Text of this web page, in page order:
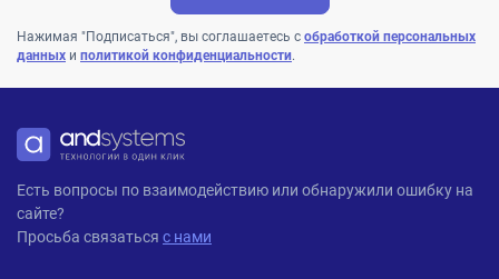
Нажимая "Подписаться", вы соглашаетесь с обработкой персональных
данных и политикой конфиденциальности.
ANDPRO
Есть вопросы по взаимодействию или обнаружили ошибку на
сайте?
Просьба связаться с нами